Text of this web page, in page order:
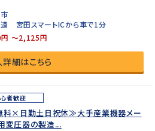
宮田スマートICから車で1分
～2,125円
細はこちら
者歓迎
料×日勤土日祝休≫大手産業機器メー
変圧器の製造...